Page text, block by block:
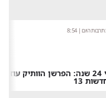
הוותיק עוזב